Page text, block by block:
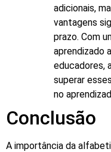
adicionais,
vantagens
prazo. Com
aprendizado
educadores,
superar
no
Conclusão
A importância da